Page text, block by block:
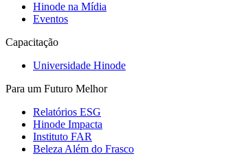
Hinode na Mídia
Eventos
Capacitação
Universidade Hinode
Para um Futuro Melhor
Relatórios ESG
Hinode Impacta
Instituto FAR
Beleza Além do Frasco